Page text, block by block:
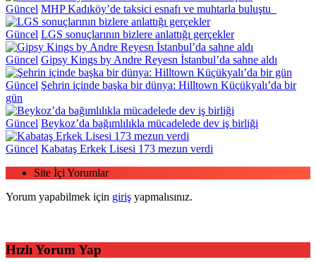
Güncel MHP Kadıköy’de taksici esnafı ve muhtarla buluştu
Güncel LGS sonuçlarının bizlere anlattığı gerçekler
Güncel Gipsy Kings by Andre Reyesn İstanbul’da sahne aldı
Güncel Şehrin içinde başka bir dünya: Hilltown Küçükyalı’da bir
gün
Güncel Beykoz’da bağımlılıkla mücadelede dev iş birliği
Güncel Kabataş Erkek Lisesi 173 mezun verdi
Site İçi Yorumlar
Yorum yapabilmek için giriş yapmalısınız.
Hızlı Yorum Yap